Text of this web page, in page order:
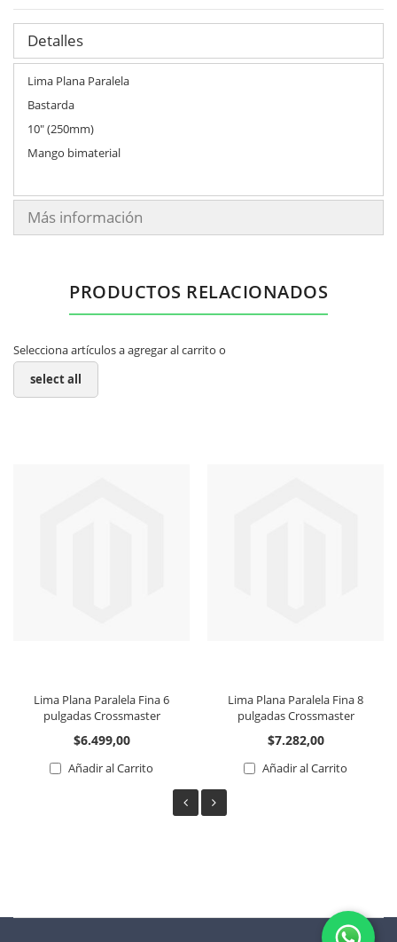
Detalles
Lima Plana Paralela
Bastarda
10" (250mm)
Mango bimaterial
Más información
PRODUCTOS RELACIONADOS
Selecciona artículos a agregar al carrito o
select all
Lima Plana Paralela Fina 6
pulgadas Crossmaster
$6.499,00
Añadir al Carrito
Lima Plana Paralela Fina 8
pulgadas Crossmaster
$7.282,00
Añadir al Carrito